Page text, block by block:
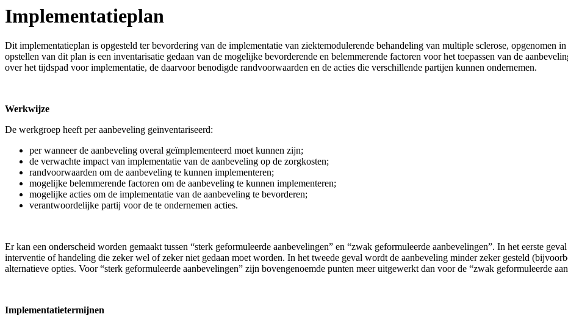
Implementatieplan
Dit implementatieplan is opgesteld ter bevordering van de implementatie van ziektemodulerende behandeling van multiple sclerose, opgenomen
opstellen van dit plan is een inventarisatie gedaan van de mogelijke bevorderende en belemmerende factoren voor het toepassen van de
over het tijdspad voor implementatie, de daarvoor benodigde randvoorwaarden en de acties die verschillende partijen kunnen ondernemen.
Werkwijze
De werkgroep heeft per aanbeveling geïnventariseerd:
per wanneer de aanbeveling overal geïmplementeerd moet kunnen zijn;
de verwachte impact van implementatie van de aanbeveling op de zorgkosten;
randvoorwaarden om de aanbeveling te kunnen implementeren;
mogelijke belemmerende factoren om de aanbeveling te kunnen implementeren;
mogelijke acties om de implementatie van de aanbeveling te bevorderen;
verantwoordelijke partij voor de te ondernemen acties.
Er kan een onderscheid worden gemaakt tussen “sterk geformuleerde aanbevelingen” en “zwak geformuleerde aanbevelingen”. In het eerste
interventie of handeling die zeker wel of zeker niet gedaan moet worden. In het tweede geval wordt de aanbeveling minder zeker gesteld
alternatieve opties. Voor “sterk geformuleerde aanbevelingen” zijn bovengenoemde punten meer uitgewerkt dan voor de “zwak geformuleerde
Implementatietermijnen